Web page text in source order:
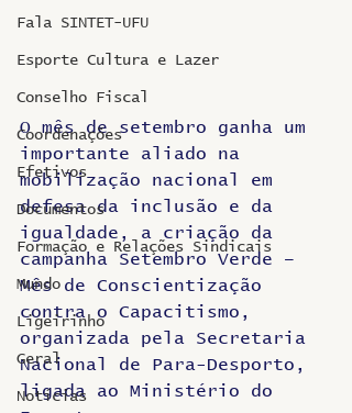
Fala SINTET-UFU
Esporte Cultura e Lazer
Conselho Fiscal
Coordenações
Efetivos
Documentos
Formação e Relações Sindicais
Mundo
Ligeirinho
Geral
Notícias
O mês de setembro ganha um
importante aliado na
mobilização nacional em
defesa da inclusão e da
igualdade, a criação da
campanha Setembro Verde –
Mês de Conscientização
contra o Capacitismo,
organizada pela Secretaria
Nacional de Para-Desporto,
ligada ao Ministério do